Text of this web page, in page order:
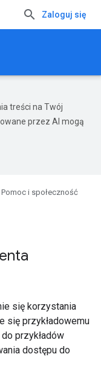
Zaloguj się
treści na Twój
przez AI mogą
Pomoc i społeczność
się korzystania
się przykładowemu
przykładów
dostępu do